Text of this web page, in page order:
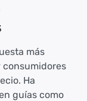
más
consumidores
Ha
guías como